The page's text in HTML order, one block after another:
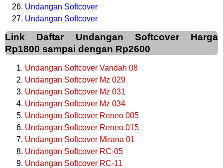
Undangan Softcover
Undangan Softcover
Link Daftar Undangan Softcover Harga
Rp1800 sampai dengan Rp2600
Undangan Softcover Vandah 08
Undangan Softcover Mz 029
Undangan Softcover Mz 031
Undangan Softcover Mz 034
Undangan Softcover Reneo 005
Undangan Softcover Reneo 015
Undangan Softcover Mirana 01
Undangan Softcover RC-05
Undangan Softcover RC-11